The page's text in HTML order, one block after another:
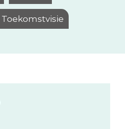
Toekomstvisie